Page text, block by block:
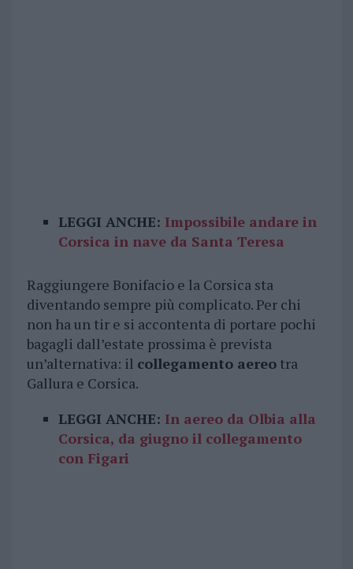
LEGGI ANCHE: Impossibile andare in
Corsica in nave da Santa Teresa
Raggiungere Bonifacio e la Corsica sta
diventando sempre più complicato. Per chi
non ha un tir e si accontenta di portare pochi
bagagli dall’estate prossima è prevista
un’alternativa: il collegamento aereotra
Gallura e Corsica.
LEGGI ANCHE: In aereo da Olbia alla
Corsica, da giugno il collegamento
con Figari